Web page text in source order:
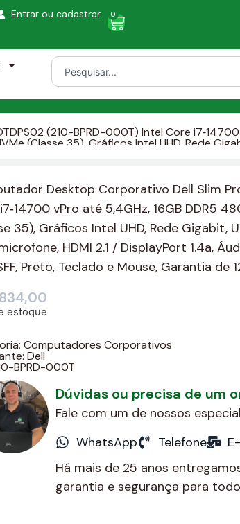
Entrar ou cadastrar 0
(210-BPRD-000T) Intel Core
(Classe 35), Gráficos Intel UHD, Rede
Desktop Corporativo Dell Slim
vPro até 5,4GHz, 16GB DDR5
35), Gráficos Intel UHD, Rede Gigabit,
HDMI 2.1 / DisplayPort 1.4a,
Preto, Teclado e Mouse, Garantia de
estoque
Computadores Corporativos
Dell
BPRD-000T
Dúvidas ou precisa de um
Fale com um de nossos
WhatsApp
Telefone
Há mais de 25 anos
garantia e segurança para